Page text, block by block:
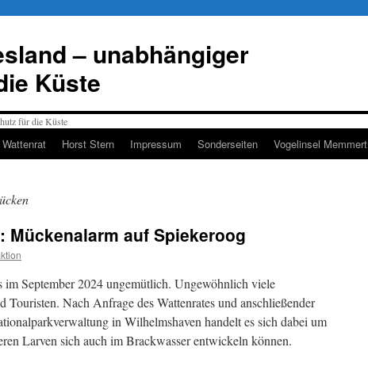
– unabhängiger
Küste
Wattenrat Horst Stern Impressum Sonderseiten Vogelinsel Memmert
Mückenalarm auf Spiekeroog
September 2024 ungemütlich. Ungewöhnlich viele
Touristen. Nach Anfrage des Wattenrates und anschließender
in Wilhelmshaven handelt es sich dabei um
Larven sich auch im Brackwasser entwickeln können.